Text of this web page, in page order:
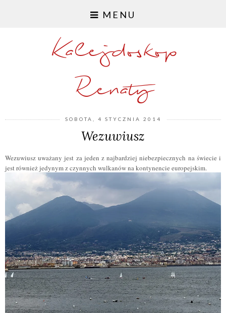
MENU
Kalejdoskop
Renaty
SOBOTA, 4 STYCZNIA 2014
Wezuwiusz
Wezuwiusz uważany jest za jeden z najbardziej niebezpiecznych na świecie i
jest również jedynym z czynnych wulkanów na kontynencie europejskim.